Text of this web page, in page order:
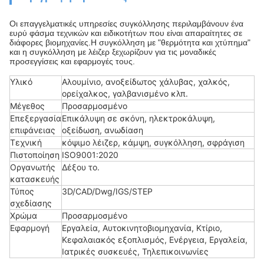
Οι επαγγελματικές υπηρεσίες συγκόλλησης περιλαμβάνουν ένα
ευρύ φάσμα τεχνικών και ειδικοτήτων που είναι απαραίτητες σε
διάφορες βιομηχανίες.Η συγκόλληση με "θερμότητα και χτύπημα"
και η συγκόλληση με λέιζερ ξεχωρίζουν για τις μοναδικές
προσεγγίσεις και εφαρμογές τους.
Υλικό
Αλουμίνιο, ανοξείδωτος χάλυβας, χαλκός,
ορείχαλκος, γαλβανισμένο κλπ.
Μέγεθος
Προσαρμοσμένο
Επεξεργασία
επιφάνειας
Επικάλυψη σε σκόνη, ηλεκτροκάλυψη,
οξείδωση, ανωδίαση
Τεχνική
κόψιμο λέιζερ, κάμψη, συγκόλληση, σφράγιση
Πιστοποίηση ISO9001:2020
Οργανωτής
κατασκευής
Δέξου το.
Τύπος
σχεδίασης
3D/CAD/Dwg/IGS/STEP
Χρώμα
Προσαρμοσμένο
Εφαρμογή
Εργαλεία, Αυτοκινητοβιομηχανία, Κτίριο,
Κεφαλαιακός εξοπλισμός, Ενέργεια, Εργαλεία,
Ιατρικές συσκευές, Τηλεπικοινωνίες